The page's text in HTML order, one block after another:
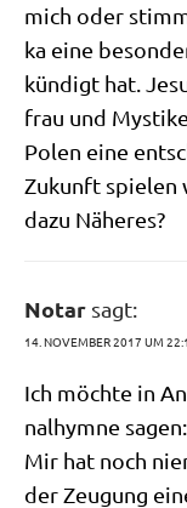
mich oder
ka eine
kün­digt hat.
frau und
Polen eine
Zukunft spie­len
dazu Näheres?
Notar sagt:
14. NOVEMBER 2017 UM
Ich möch­te in
nal­hym­ne
Mir hat noch
der Zeu­gung